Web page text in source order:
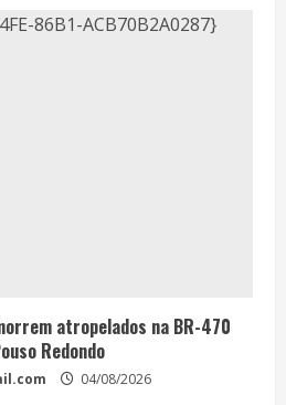
atropelados na BR-470
Redondo
04/08/2026